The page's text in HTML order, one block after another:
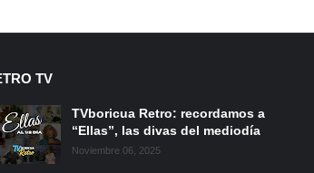
TV
TVboricua Retro: recordamos a
“Ellas”, las divas del mediodía
Noviembre 06, 2025